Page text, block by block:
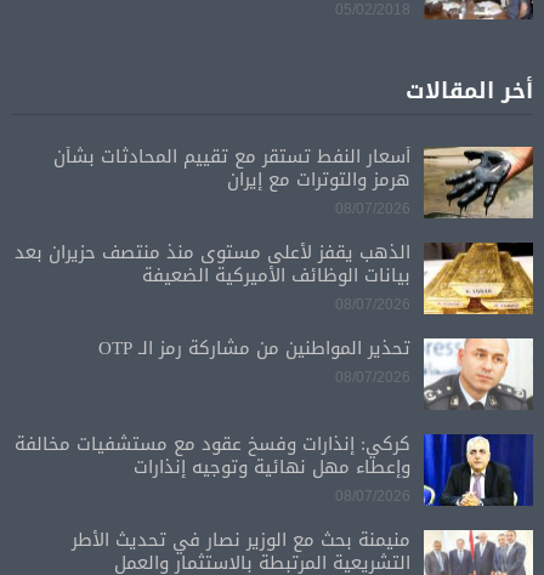
05/02/2018
أخر المقالات
أسعار النفط تستقر مع تقييم المحادثات بشأن
هرمز والتوترات مع إيران
08/07/2026
الذهب يقفز لأعلى مستوى منذ منتصف حزيران بعد
بيانات الوظائف الأميركية الضعيفة
08/07/2026
تحذير المواطنين من مشاركة رمز الـ OTP
08/07/2026
كركي: إنذارات وفسخ عقود مع مستشفيات مخالفة
وإعطاء مهل نهائية وتوجيه إنذارات
08/07/2026
منيمنة بحث مع الوزير نصار في تحديث الأطر
التشريعية المرتبطة بالاستثمار والعمل